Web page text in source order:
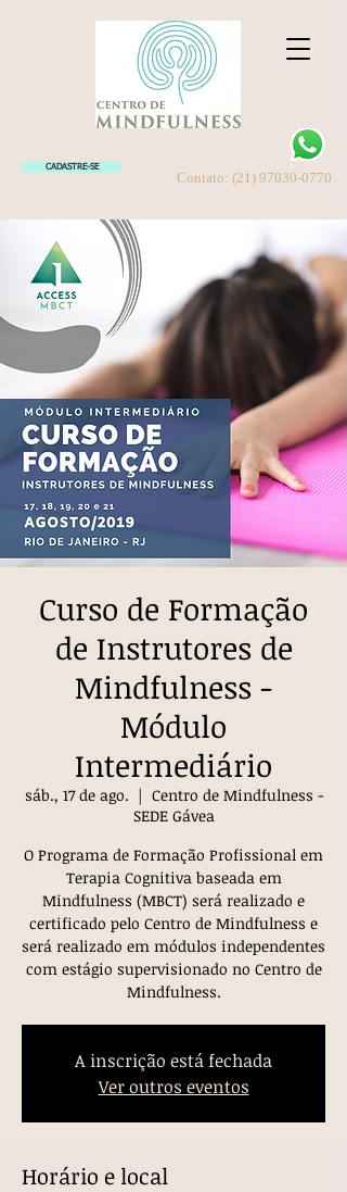
CADASTRE-SE
Contato: (21) 97030-0770
Curso de Formação
de Instrutores de
Mindfulness -
Módulo
Intermediário
sáb., 17 de ago.
  |
Centro de Mindfulness -
SEDE Gávea
O Programa de Formação Profissional em
Terapia Cognitiva baseada em
Mindfulness (MBCT) será realizado e
certificado pelo Centro de Mindfulness e
será realizado em módulos independentes
com estágio supervisionado no Centro de
Mindfulness.
A inscrição está fechada
Ver outros eventos
Horário e local